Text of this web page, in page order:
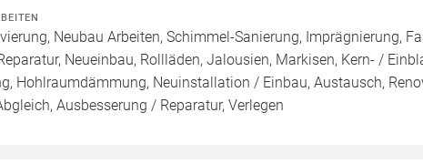
Neubau Arbeiten, Schimmel-Sanierung, Imprägnierung,
Neueinbau, Rollläden, Jalousien, Markisen, Kern- /
Hohlraumdämmung, Neuinstallation / Einbau, Austausch,
Ausbesserung / Reparatur, Verlegen